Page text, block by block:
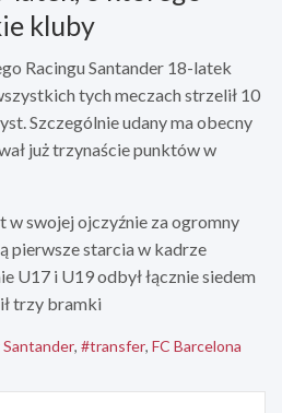
kluby
Racingu Santander 18-latek
tych meczach strzelił 10
Szczególnie udany ma obecny
już trzynaście punktów w
w swojej ojczyźnie za ogromny
pierwsze starcia w kadrze
U17 i U19 odbył łącznie siedem
trzy bramki
Santander, #transfer, FC Barcelona